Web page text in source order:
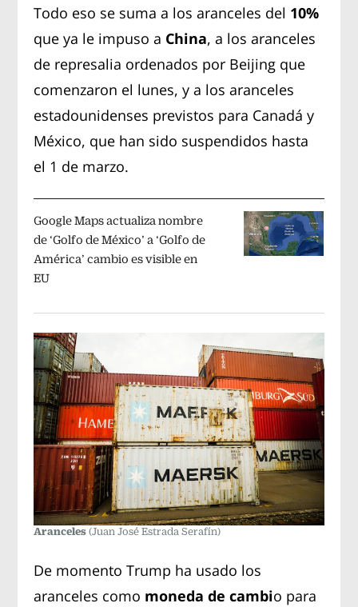
Todo eso se suma a los aranceles del 10%
que ya le impuso a China, a los aranceles
de represalia ordenados por Beijing que
comenzaron el lunes, y a los aranceles
estadounidenses previstos para Canadá y
México, que han sido suspendidos hasta
el 1 de marzo.
Google Maps actualiza nombre
de ‘Golfo de México’ a ‘Golfo de
América’ cambio es visible en
EU
Aranceles(Juan José Estrada Serafín)
De momento Trump ha usado los
aranceles como moneda de cambio para